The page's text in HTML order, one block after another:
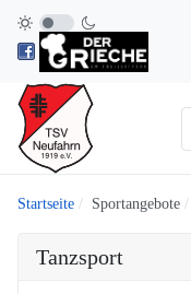
Startseite Sportangebote
Tanzsport